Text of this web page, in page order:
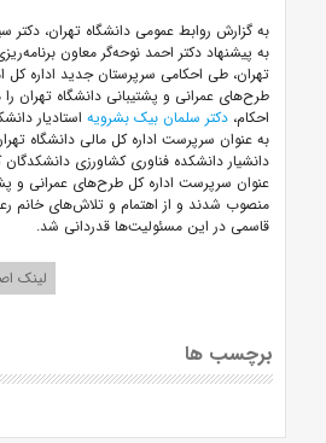
به گزارش روابط عمومی دانشگاه تهران،
به پیشنهاد دکتر احمد نوحه‌گر معاون
تهران، طی احکامی سرپرستان جدید اداره کل
طرح‌های عمرانی و پشتیبانی دانشگاه تهران
احکام، دکتر سلمان بیک بشرویه استادیار
به عنوان سرپرست اداره کل مالی دانشگاه
دانشیار دانشکده فناوری کشاورزی
عنوان سرپرست اداره کل طرح‌های عمرانی و
منصوب شدند و از اهتمام و تلاش‌های خانم
قاسمی در این مسئولیت‌ها قدردانی شد.
لینک
برچسب ها